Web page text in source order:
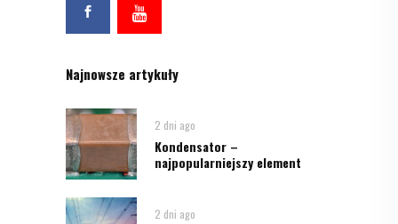
Najnowsze artykuły
2 dni ago
Kondensator –
najpopularniejszy element
2 dni ago